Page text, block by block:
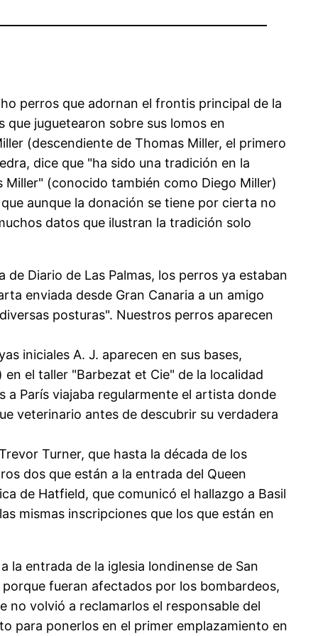
perros que adornan el frontis principal de la
juguetearon sobre sus lomos en
(descendiente de Thomas Miller, el primero
dice que "ha sido una tradición en la
(conocido también como Diego Miller)
aunque la donación se tiene por cierta no
datos que ilustran la tradición solo
Diario de Las Palmas, los perros ya estaban
enviada desde Gran Canaria a un amigo
posturas". Nuestros perros aparecen
iniciales A. J. aparecen en sus bases,
el taller "Barbezat et Cie" de la localidad
a París viajaba regularmente el artista donde
veterinario antes de descubrir su verdadera
Turner, que hasta la década de los
dos que están a la entrada del Queen
de Hatfield, que comunicó el hallazgo a Basil
mismas inscripciones que los que están en
entrada de la iglesia londinense de San
fueran afectados por los bombardeos,
volvió a reclamarlos el responsable del
para ponerlos en el primer emplazamiento en